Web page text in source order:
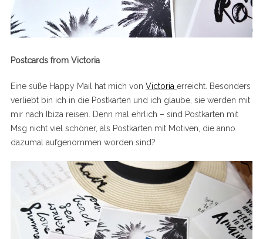
Postcards from Victoria
Eine süße Happy Mail hat mich von Victoria erreicht. Besonders
verliebt bin ich in die Postkarten und ich glaube, sie werden mit
mir nach Ibiza reisen. Denn mal ehrlich – sind Postkarten mit
Msg nicht viel schöner, als Postkarten mit Motiven, die anno
dazumal aufgenommen worden sind?